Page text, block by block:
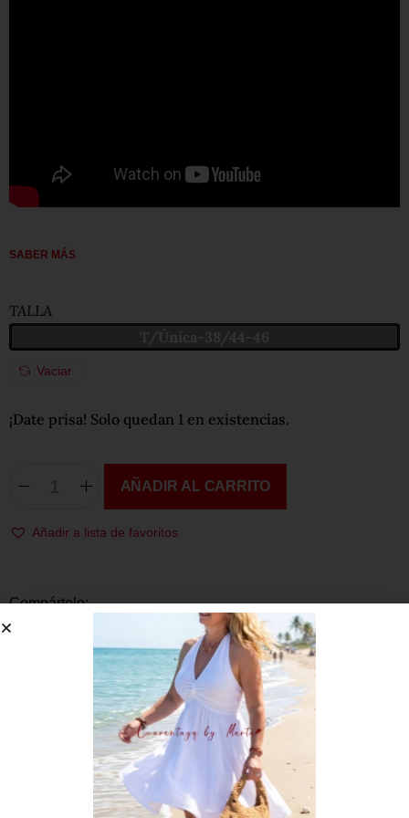
SABER MÁS
TALLA
Vaciar
¡Date prisa! Solo quedan 1 en existencias.
AÑADIR AL CARRITO
Añadir a lista de favoritos
Compártelo:
Descripción Información adicional
Ideal para esta temporada.
De tirante ancho y escote en pico delantero y trasero.
De corte trapecio y largo.
Muy original combinando dos colores.